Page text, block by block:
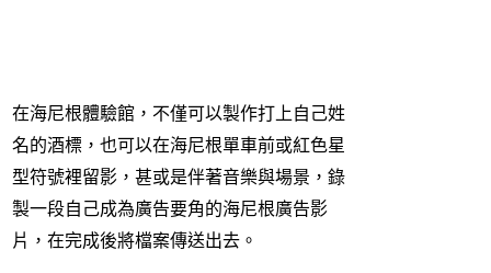
在海尼根體驗館，不僅可以製作打上自己姓
名的酒標，也可以在海尼根單車前或紅色星
型符號裡留影，甚或是伴著音樂與場景，錄
製一段自己成為廣告要角的海尼根廣告影
片，在完成後將檔案傳送出去。